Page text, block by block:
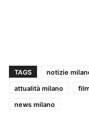
TAGS notizie
attualità milano
news milano